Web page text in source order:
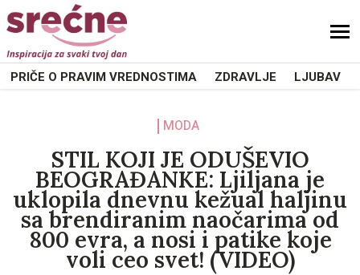
PRIČE O PRAVIM VREDNOSTIMA ZDRAVLJE LJUBAV
MODA
STIL KOJI JE ODUŠEVIO
BEOGRAĐANKE: Ljiljana je
uklopila dnevnu kežual haljinu
sa brendiranim naočarima od
800 evra, a nosi i patike koje
voli ceo svet! (VIDEO)